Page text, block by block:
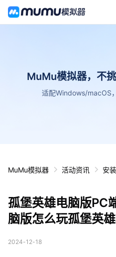
MuMu模拟器，不
适配Windows/macOS
MuMu模拟器 活动资讯 安
孤堡英雄电脑版PC
脑版怎么玩孤堡英
2024-12-18